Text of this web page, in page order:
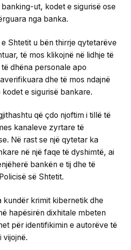
ut, kodet e sigurisë ose
nga banka.
Shtetit u bën thirrje qytetarëve
të mos klikojnë në lidhje të
dhëna personale apo
dhe të mos ndajnë
e sigurisë bankare.
që çdo njoftim i tillë të
kanaleve zyrtare të
Në rast se një qytetar ka
në një faqe të dyshimtë, ai
bankën e tij dhe të
së Shtetit.
kundër krimit kibernetik dhe
hapësirën dixhitale mbeten
për identifikimin e autorëve të
vijojnë.